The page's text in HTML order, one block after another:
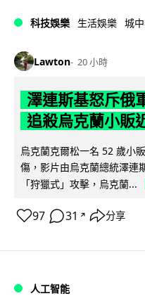
科技娛樂 生活娛樂 城
Lawton 20 小時
澤連斯基怒斥俄
追殺烏克蘭小販
烏克蘭克爾松一名 52 歲小
傷，影片由烏克蘭總統澤連
「狩獵式」攻擊，烏克蘭...
97 31 ↗ 分享
人工智能